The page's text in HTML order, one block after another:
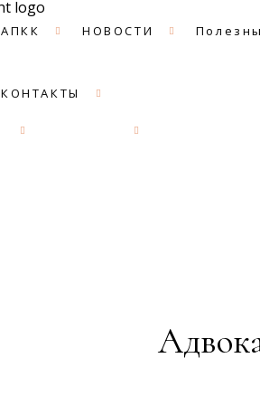
АПКК НОВОСТИ
КОНТАКТЫ